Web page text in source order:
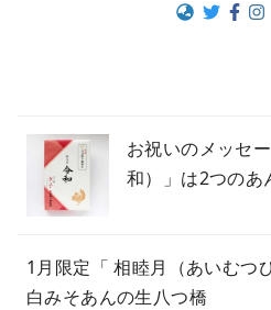
お祝いのメッセ
和）」は2つのあ
1月限定「 相睦月（あいむつ
白みそあんの生八つ橋